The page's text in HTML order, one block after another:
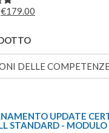
ERA:
IL
ORIGINALE
ERA:
€209.00.
€179.00
È:
€179.00.
DELLE
UPDATE
STANDARD -